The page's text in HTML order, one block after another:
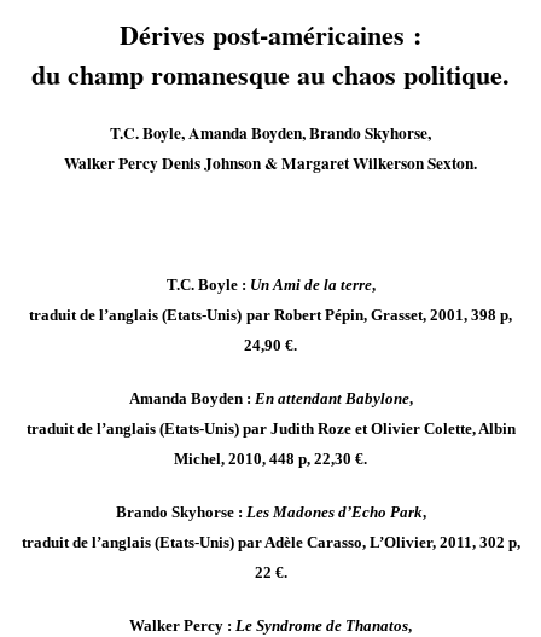
Dérives post-américaines :
du champ romanesque au chaos politique.
T.C. Boyle, Amanda Boyden, Brando Skyhorse,
Walker Percy Denis Johnson & Margaret Wilkerson Sexton.
T.C. Boyle : Un Ami de la terre,
traduit de l’anglais (Etats-Unis) par Robert Pépin, Grasset, 2001, 398 p,
24,90 €.
Amanda Boyden : En attendant Babylone,
traduit de l’anglais (Etats-Unis) par Judith Roze et Olivier Colette, Albin
Michel, 2010, 448 p, 22,30 €.
Brando Skyhorse : Les Madones d’Echo Park,
traduit de l’anglais (Etats-Unis) par Adèle Carasso, L’Olivier, 2011, 302 p,
22 €.
Walker Percy : Le Syndrome de Thanatos,